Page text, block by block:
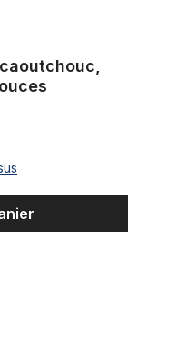
avec réflecteurs, noir